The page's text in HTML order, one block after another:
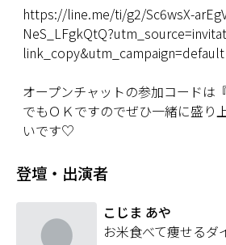
https://line.me/ti/g2/Sc6wsX-
link_copy&utm_campaign=default
オープンチャットの参加コードは
でもＯＫですのでぜひ一緒に盛り
いです♡
登壇・出演者
こじま あや
お米食べて痩せるダ